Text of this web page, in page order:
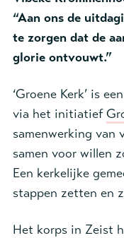
“Aan ons de
te zorgen dat de
glorie ontvouwt.”
‘Groene Kerk’ is
via het initiatief
samenwerking van
samen voor willen
Een kerkelijke
stappen zetten en
Het korps in Zeist